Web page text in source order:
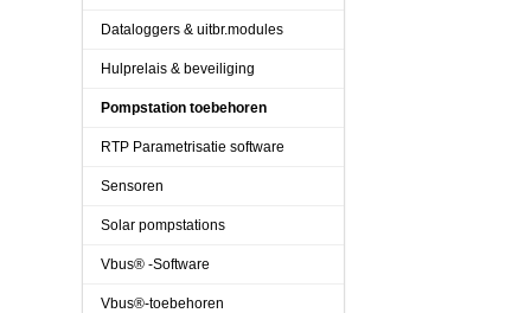
Dataloggers & uitbr.modules
Hulprelais & beveiliging
Pompstation toebehoren
RTP Parametrisatie software
Sensoren
Solar pompstations
Vbus® -Software
Vbus®-toebehoren